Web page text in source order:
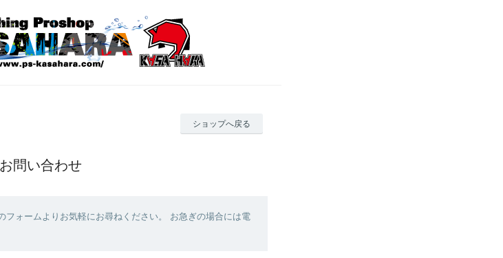
ショップへ戻る
お問い合わせ
フォームよりお気軽にお尋ねください。 お急ぎの場合には電